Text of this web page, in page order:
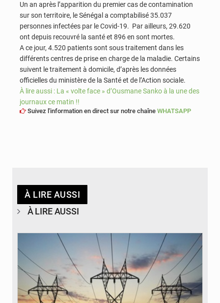
Un an après l’apparition du premier cas de contamination
sur son territoire, le Sénégal a comptabilisé 35.037
personnes infectées par le Covid-19. Par ailleurs, 29.620
ont depuis recouvré la santé et 896 en sont mortes.
A ce jour, 4.520 patients sont sous traitement dans les
différents centres de prise en charge de la maladie. Certains
suivent le traitement à domicile, d’après les données
officielles du ministère de la Santé et de l’Action sociale.
À lire aussi : La « volte face » d’Ousmane Sanko à la une des
journaux ce matin !!
Suivez l'information en direct sur notre chaîne WHATSAPP
À LIRE AUSSI
À LIRE AUSSI